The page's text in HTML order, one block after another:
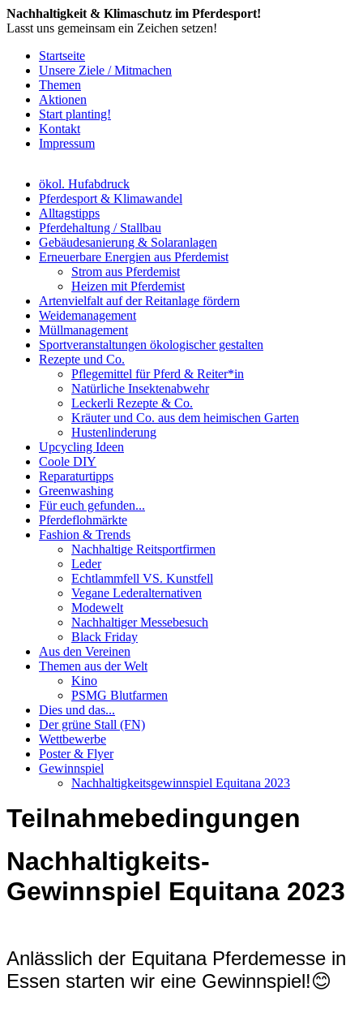
Nachhaltigkeit & Klimaschutz im Pferdesport!
Lasst uns gemeinsam ein Zeichen setzen!
Startseite
Unsere Ziele / Mitmachen
Themen
Aktionen
Start planting!
Kontakt
Impressum
ökol. Hufabdruck
Pferdesport & Klimawandel
Alltagstipps
Pferdehaltung / Stallbau
Gebäudesanierung & Solaranlagen
Erneuerbare Energien aus Pferdemist
Strom aus Pferdemist
Heizen mit Pferdemist
Artenvielfalt auf der Reitanlage fördern
Weidemanagement
Müllmanagement
Sportveranstaltungen ökologischer gestalten
Rezepte und Co.
Pflegemittel für Pferd & Reiter*in
Natürliche Insektenabwehr
Leckerli Rezepte & Co.
Kräuter und Co. aus dem heimischen Garten
Hustenlinderung
Upcycling Ideen
Coole DIY
Reparaturtipps
Greenwashing
Für euch gefunden...
Pferdeflohmärkte
Fashion & Trends
Nachhaltige Reitsportfirmen
Leder
Echtlammfell VS. Kunstfell
Vegane Lederalternativen
Modewelt
Nachhaltiger Messebesuch
Black Friday
Aus den Vereinen
Themen aus der Welt
Kino
PSMG Blutfarmen
Dies und das...
Der grüne Stall (FN)
Wettbewerbe
Poster & Flyer
Gewinnspiel
Nachhaltigkeitsgewinnspiel Equitana 2023
Teilnahmebedingungen
Nachhaltigkeits-
Gewinnspiel Equitana 2023
Anlässlich der Equitana Pferdemesse in
Essen starten wir eine Gewinnspiel!😊